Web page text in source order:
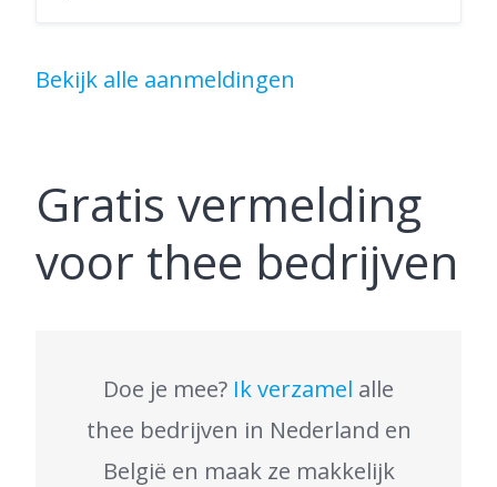
Bekijk alle aanmeldingen
Gratis vermelding
voor thee bedrijven
Doe je mee? Ik verzamel alle
thee bedrijven in Nederland en
België en maak ze makkelijk